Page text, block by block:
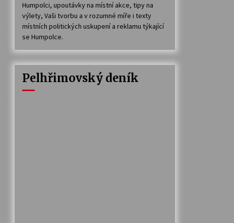
Humpolci, upoutávky na místní akce, tipy na
výlety, Vaši tvorbu a v rozumné míře i texty
místních politických uskupení a reklamu týkající
se Humpolce.
Pelhřimovský deník